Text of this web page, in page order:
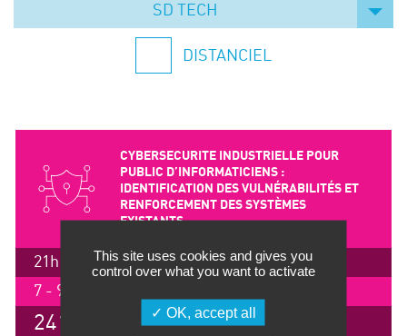
SD TECH
DISTANCIEL
CYBERSECURITE INDUSTRIELLE POUR
PUBLIC D’INFORMATICIENS :
IDENTIFICATION DES VULNÉRABILITÉS ET
RENFORCEMENT DES SYSTÈMES
EXISTANTS
21h / 3 jours
7 - 9 juillet 2026, LYON
2415 €
This site uses cookies and gives you
control over what you want to activate
OK, accept all